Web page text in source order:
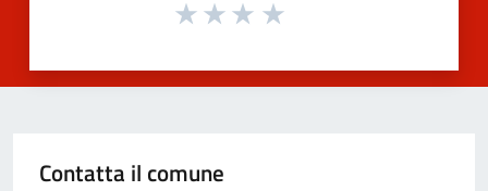
Contatta il comune